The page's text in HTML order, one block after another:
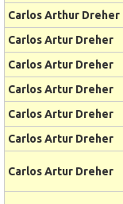
Carlos Arthur Dreher
Carlos Artur Dreher
Carlos Artur Dreher
Carlos Artur Dreher
Carlos Artur Dreher
Carlos Artur Dreher
Carlos Artur Dreher